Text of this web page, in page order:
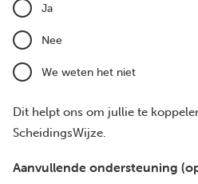
Ja
Nee
We weten het niet
Dit helpt ons om jullie te
ScheidingsWijze.
Aanvullende ondersteuning